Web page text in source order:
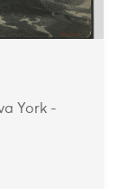
York -